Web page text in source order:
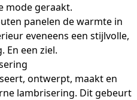
mode geraakt.
panelen de warmte in
eveneens een stijlvolle,
En een ziel.
ontwerpt, maakt en
lambrisering. Dit gebeurt